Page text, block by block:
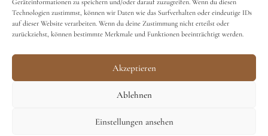
Geräteinformationen zu speichern und/oder darauf zuzugreifen. Wenn du diesen
Technologien zustimmst, können wir Daten wie das Surfverhalten oder eindeutige IDs
auf dieser Website verarbeiten. Wenn du deine Zustimmung nicht erteilst oder
zurückziehst, können bestimmte Merkmale und Funktionen beeinträchtigt werden.
Akzeptieren
Ablehnen
Einstellungen ansehen
© 2022 gartenhaus pulsnitz